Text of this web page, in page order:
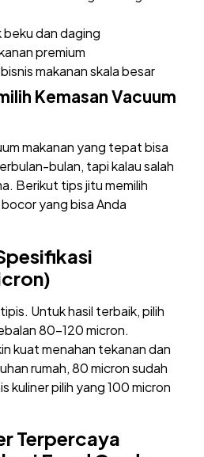
beku dan daging
premium
makanan skala besar
Kemasan Vacuum
makanan yang tepat bisa
bulan, tapi kalau salah
Berikut tips jitu memilih
yang bisa Anda
Untuk hasil terbaik, pilih
80-120 micron.
kuat menahan tekanan dan
rumah, 80 micron sudah
kuliner pilih yang 100 micron
Terpercaya